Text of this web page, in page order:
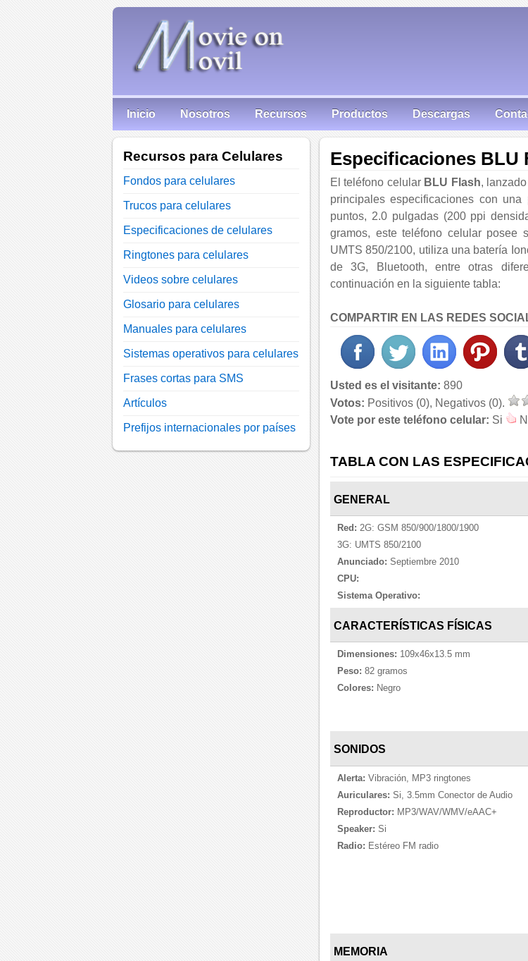
Inicio Nosotros Recursos Productos Descargas
Especificaciones BLU
El teléfono celular BLU Flash,
principales especificaciones con
puntos, 2.0 pulgadas (200 ppi
gramos, este teléfono celular posee
UMTS 850/2100, utiliza una batería
de 3G, Bluetooth, entre otras
continuación en la siguiente tabla:
COMPARTIR EN LAS REDES
Usted es el visitante: 890
Votos: Positivos (0), Negativos (0).
Vote por este teléfono celular: Si
TABLA CON LAS
GENERAL
Red: 2G: GSM 850/900/1800/1900
3G: UMTS 850/2100
Anunciado: Septiembre 2010
CPU:
Sistema Operativo:
CARACTERÍSTICAS FÍSICAS
Dimensiones: 109x46x13.5 mm
Peso: 82 gramos
Colores: Negro
SONIDOS
Alerta: Vibración, MP3 ringtones
Auriculares: Si, 3.5mm Conector de Audio
Reproductor: MP3/WAV/WMV/eAAC+
Speaker: Si
Radio: Estéreo FM radio
MEMORIA
Recursos para Celulares
Fondos para celulares
Trucos para celulares
Especificaciones de celulares
Ringtones para celulares
Videos sobre celulares
Glosario para celulares
Manuales para celulares
Sistemas operativos para celulares
Frases cortas para SMS
Artículos
Prefijos internacionales por países